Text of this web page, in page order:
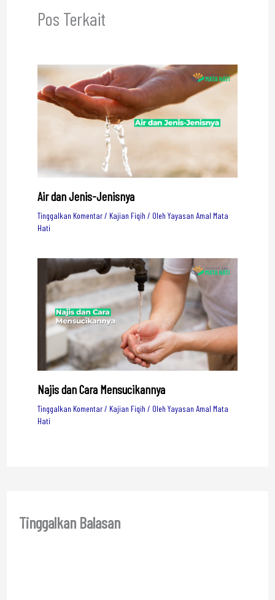
Pos Terkait
Air dan Jenis-Jenisnya
Tinggalkan Komentar/ Kajian Fiqih / Oleh Yayasan Amal Mata
Hati
Najis dan Cara Mensucikannya
Tinggalkan Komentar/ Kajian Fiqih / Oleh Yayasan Amal Mata
Hati
Tinggalkan Balasan